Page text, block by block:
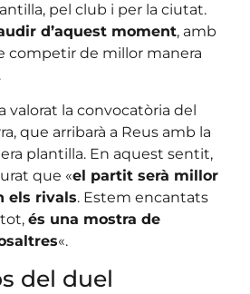
pel club i per la ciutat.
d’aquest moment, amb
competir de millor manera
valorat la convocatòria del
que arribarà a Reus amb la
plantilla. En aquest sentit,
que «el partit serà millor
els rivals. Estem encantats
és una mostra de
«.
del duel